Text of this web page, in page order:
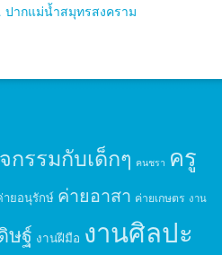
ากแม่น้ำสมุทรสงคราม
กรรมกับเด็กๆ คนชรา ครู
ายอนุรักษ์ ค่ายอาสา ค่ายเกษตร งาน
ษฐ์ งานฝีมือ งานศิลปะ